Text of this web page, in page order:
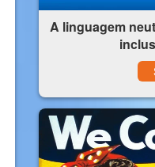
A linguagem